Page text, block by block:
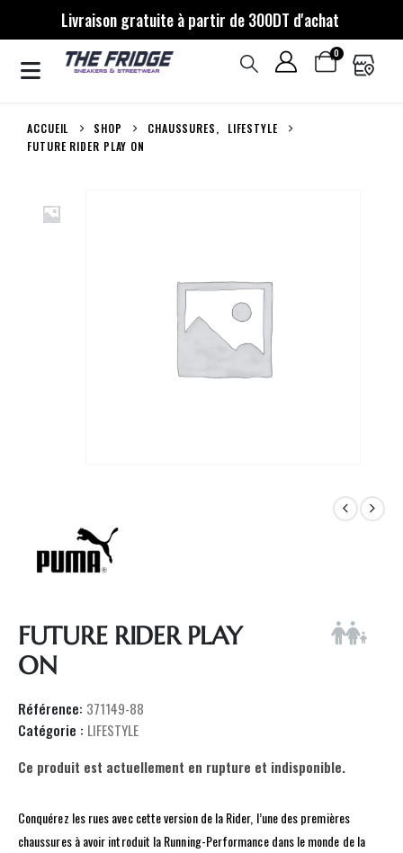
Livraison gratuite à partir de 300DT d'achat
0
ACCUEIL SHOP CHAUSSURES,
LIFESTYLE
FUTURE RIDER PLAY ON
FUTURE RIDER PLAY
ON
Référence: 371149-88
Catégorie : LIFESTYLE
Ce produit est actuellement en rupture et indisponible.
Conquérez les rues avec cette version de la Rider, l’une des premières
chaussures à avoir introduit la Running-Performance dans le monde de la